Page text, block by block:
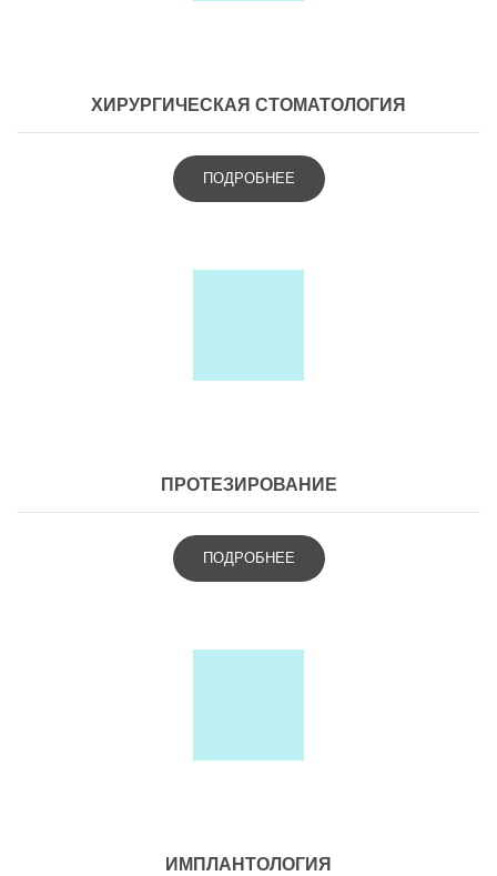
ХИРУРГИЧЕСКАЯ СТОМАТОЛОГИЯ
ПОДРОБНЕЕ
ПРОТЕЗИРОВАНИЕ
ПОДРОБНЕЕ
ИМПЛАНТОЛОГИЯ